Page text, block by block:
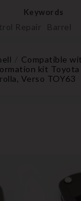
Keywords
Repair Barrel
Compatible
kit Toyota
Verso TOY63